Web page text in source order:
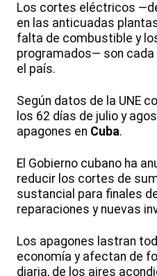
Los cortes eléctricos
en las anticuadas
falta de combustible y
programados— son
el país.
Según datos de la UNE
los 62 días de julio y
apagones en Cuba.
El Gobierno cubano ha
reducir los cortes de
sustancial para finales
reparaciones y nuevas
Los apagones lastran
economía y afectan de
diaria, de los aires